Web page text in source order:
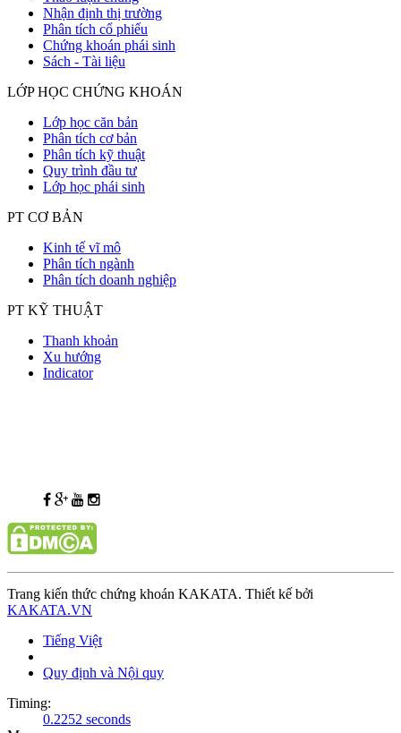
Nhận định thị trường
Phân tích cổ phiếu
Chứng khoán phái sinh
Sách - Tài liệu
LỚP HỌC CHỨNG KHOÁN
Lớp học căn bản
Phân tích cơ bản
Phân tích kỹ thuật
Quy trình đầu tư
Lớp học phái sinh
PT CƠ BẢN
Kinh tế vĩ mô
Phân tích ngành
Phân tích doanh nghiệp
PT KỸ THUẬT
Thanh khoản
Xu hướng
Indicator
Trang kiến thức chứng khoán KAKATA. Thiết kế bởi
KAKATA.VN
Tiếng Việt
Quy định và Nội quy
Timing:
0.2252 seconds